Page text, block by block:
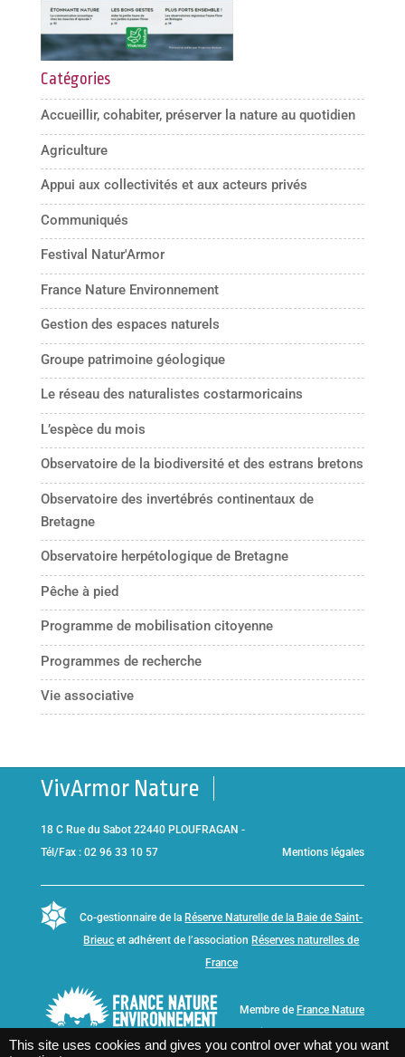
Catégories
Accueillir, cohabiter, préserver la nature au quotidien
Agriculture
Appui aux collectivités et aux acteurs privés
Communiqués
Festival Natur'Armor
France Nature Environnement
Gestion des espaces naturels
Groupe patrimoine géologique
Le réseau des naturalistes costarmoricains
L’espèce du mois
Observatoire de la biodiversité et des estrans bretons
Observatoire des invertébrés continentaux de
Bretagne
Observatoire herpétologique de Bretagne
Pêche à pied
Programme de mobilisation citoyenne
Programmes de recherche
Vie associative
VivArmor Nature
18 C Rue du Sabot 22440 PLOUFRAGAN -
Tél/Fax : 02 96 33 10 57
Mentions légales
Co-gestionnaire de la Réserve Naturelle de la Baie de Saint-
Brieuc et adhérent de l’association Réserves naturelles de
France
Membre de France Nature
This site uses cookies and gives you control over what you want